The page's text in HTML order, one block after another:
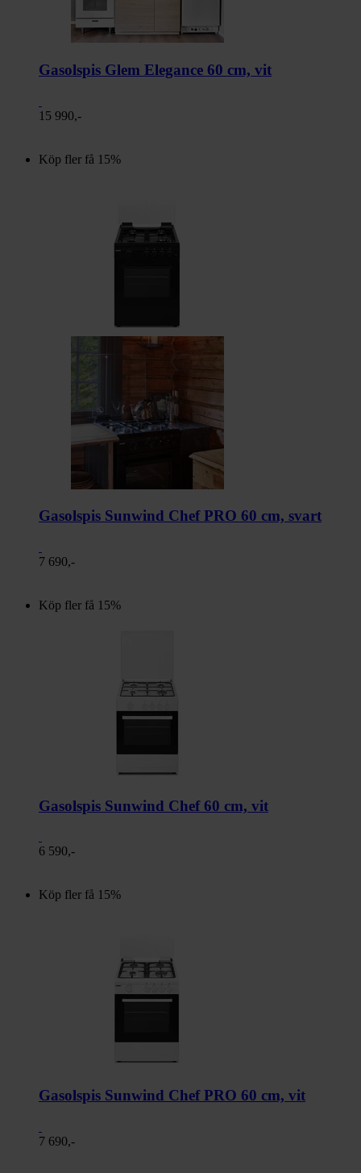
Gasolspis Glem Elegance 60 cm, vit
15 990,-
Köp fler få 15%
Gasolspis Sunwind Chef PRO 60 cm, svart
7 690,-
Köp fler få 15%
Gasolspis Sunwind Chef 60 cm, vit
6 590,-
Köp fler få 15%
Gasolspis Sunwind Chef PRO 60 cm, vit
7 690,-